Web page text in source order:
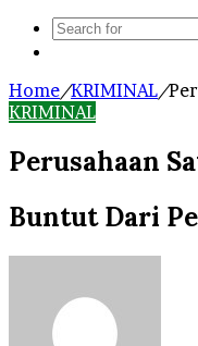
Home/KRIMINAL/
KRIMINAL
Perusahaan
Buntut Dari